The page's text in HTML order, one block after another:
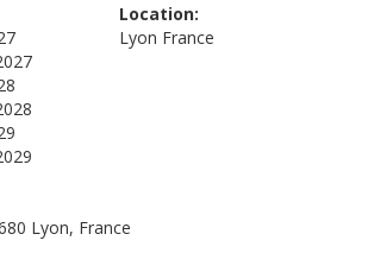
Location:
Lyon France
Lyon, France